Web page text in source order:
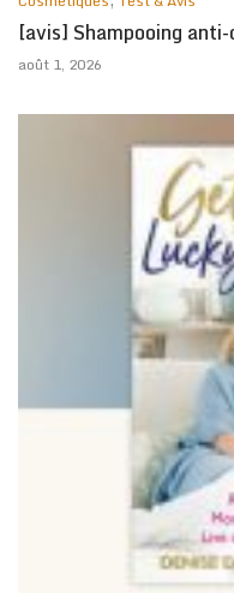
[avis] Shampooing
août 1, 2026